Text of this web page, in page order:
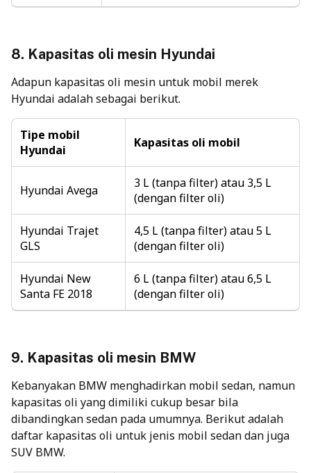
8. Kapasitas oli mesin Hyundai
Adapun kapasitas oli mesin untuk mobil merek
Hyundai adalah sebagai berikut.
Tipe mobil
Hyundai
Kapasitas oli mobil
Hyundai Avega
3 L (tanpa filter) atau 3,5 L
(dengan filter oli)
Hyundai Trajet
GLS
4,5 L (tanpa filter) atau 5 L
(dengan filter oli)
Hyundai New
Santa FE 2018
6 L (tanpa filter) atau 6,5 L
(dengan filter oli)
9. Kapasitas oli mesin BMW
Kebanyakan BMW menghadirkan mobil sedan, namun
kapasitas oli yang dimiliki cukup besar bila
dibandingkan sedan pada umumnya. Berikut adalah
daftar kapasitas oli untuk jenis mobil sedan dan juga
SUV BMW.